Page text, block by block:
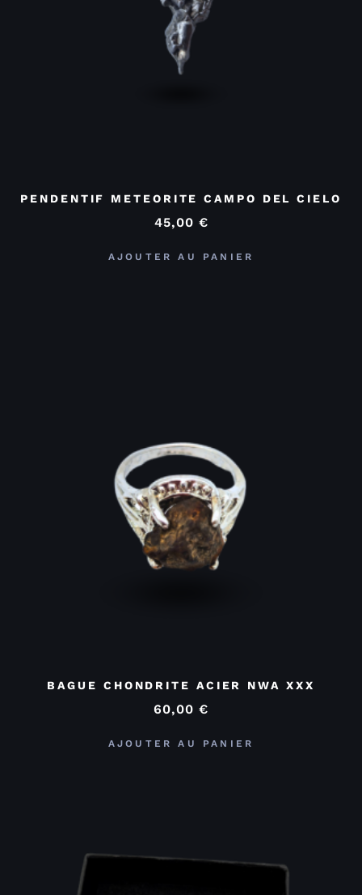
PENDENTIF METEORITE CAMPO DEL CIELO
45,00 €
AJOUTER AU PANIER
BAGUE CHONDRITE ACIER NWA XXX
60,00 €
AJOUTER AU PANIER